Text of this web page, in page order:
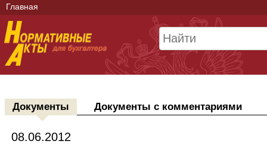
Главная
Документы Документы с комментариями
08.06.2012